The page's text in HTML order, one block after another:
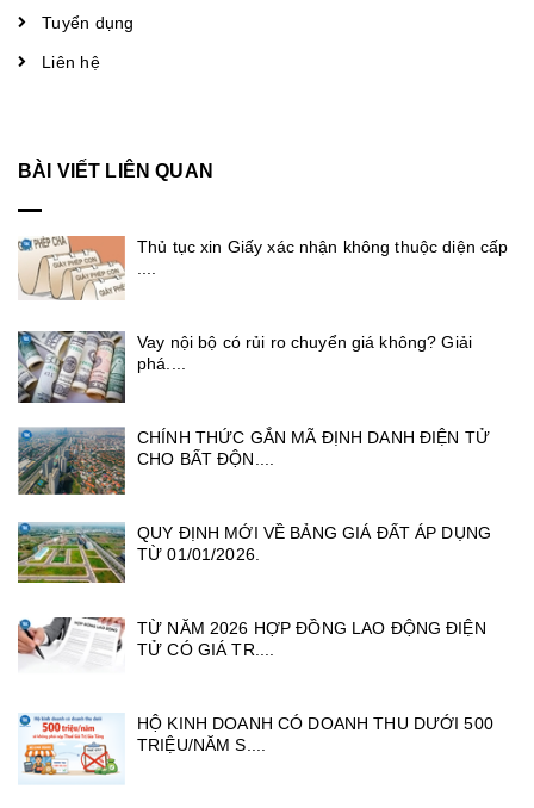
Tuyển dụng
Liên hệ
BÀI VIẾT LIÊN QUAN
Thủ tục xin Giấy xác nhận không thuộc diện cấp
Vay nội bộ có rủi ro chuyển giá không? Giải
phá....
CHÍNH THỨC GẮN MÃ ĐỊNH DANH ĐIỆN TỬ
CHO BẤT ĐỘN....
QUY ĐỊNH MỚI VỀ BẢNG GIÁ ĐẤT ÁP DỤNG
TỪ 01/01/2026.
TỪ NĂM 2026 HỢP ĐỒNG LAO ĐỘNG ĐIỆN
TỬ CÓ GIÁ TR....
HỘ KINH DOANH CÓ DOANH THU DƯỚI 500
TRIỆU/NĂM S....